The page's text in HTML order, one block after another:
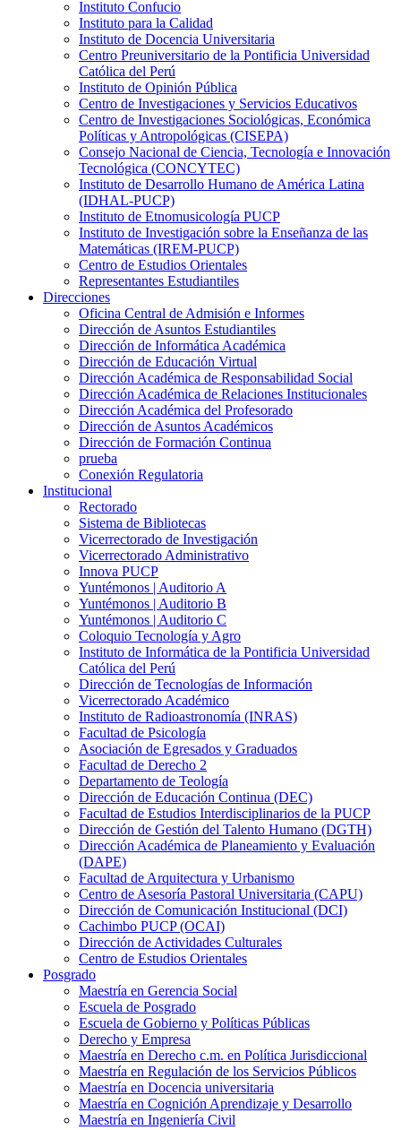
Instituto Confucio
Instituto para la Calidad
Instituto de Docencia Universitaria
Centro Preuniversitario de la Pontificia Universidad
Católica del Perú
Instituto de Opinión Pública
Centro de Investigaciones y Servicios Educativos
Centro de Investigaciones Sociológicas, Económica
Políticas y Antropológicas (CISEPA)
Consejo Nacional de Ciencia, Tecnología e Innovación
Tecnológica (CONCYTEC)
Instituto de Desarrollo Humano de América Latina
(IDHAL-PUCP)
Instituto de Etnomusicología PUCP
Instituto de Investigación sobre la Enseñanza de las
Matemáticas (IREM-PUCP)
Centro de Estudios Orientales
Representantes Estudiantiles
Direcciones
Oficina Central de Admisión e Informes
Dirección de Asuntos Estudiantiles
Dirección de Informática Académica
Dirección de Educación Virtual
Dirección Académica de Responsabilidad Social
Dirección Académica de Relaciones Institucionales
Dirección Académica del Profesorado
Dirección de Asuntos Académicos
Dirección de Formación Continua
prueba
Conexión Regulatoria
Institucional
Rectorado
Sistema de Bibliotecas
Vicerrectorado de Investigación
Vicerrectorado Administrativo
Innova PUCP
Yuntémonos | Auditorio A
Yuntémonos | Auditorio B
Yuntémonos | Auditorio C
Coloquio Tecnología y Agro
Instituto de Informática de la Pontificia Universidad
Católica del Perú
Dirección de Tecnologías de Información
Vicerrectorado Académico
Instituto de Radioastronomía (INRAS)
Facultad de Psicología
Asociación de Egresados y Graduados
Facultad de Derecho 2
Departamento de Teología
Dirección de Educación Continua (DEC)
Facultad de Estudios Interdisciplinarios de la PUCP
Dirección de Gestión del Talento Humano (DGTH)
Dirección Académica de Planeamiento y Evaluación
(DAPE)
Facultad de Arquitectura y Urbanismo
Centro de Asesoría Pastoral Universitaria (CAPU)
Dirección de Comunicación Institucional (DCI)
Cachimbo PUCP (OCAI)
Dirección de Actividades Culturales
Centro de Estudios Orientales
Posgrado
Maestría en Gerencia Social
Escuela de Posgrado
Escuela de Gobierno y Políticas Públicas
Derecho y Empresa
Maestría en Derecho c.m. en Política Jurisdiccional
Maestría en Regulación de los Servicios Públicos
Maestría en Docencia universitaria
Maestría en Cognición Aprendizaje y Desarrollo
Maestría en Ingeniería Civil